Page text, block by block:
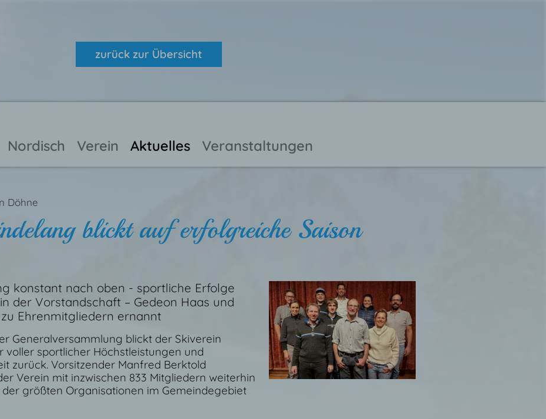
zurück zur Übersicht
Nordisch Verein Aktuelles Veranstaltungen
Döhne
blickt auf erfolgreiche Saison
konstant nach oben - sportliche Erfolge
der Vorstandschaft – Gedeon Haas und
Ehrenmitgliedern ernannt
Generalversammlung blickt der Skiverein
voller sportlicher Höchstleistungen und
zurück. Vorsitzender Manfred Berktold
Verein mit inzwischen 833 Mitgliedern weiterhin
größten Organisationen im Gemeindegebiet